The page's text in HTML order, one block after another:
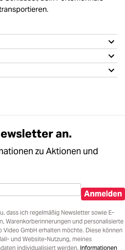
an.
zu Aktionen und
Anmelden
dass ich regelmäßig Newsletter sowie E-
Warenkorberinnerungen und personalisierte
Video GmbH erhalten möchte. Diese können
und Website-Nutzung, meines
individualisiert werden. Informationen